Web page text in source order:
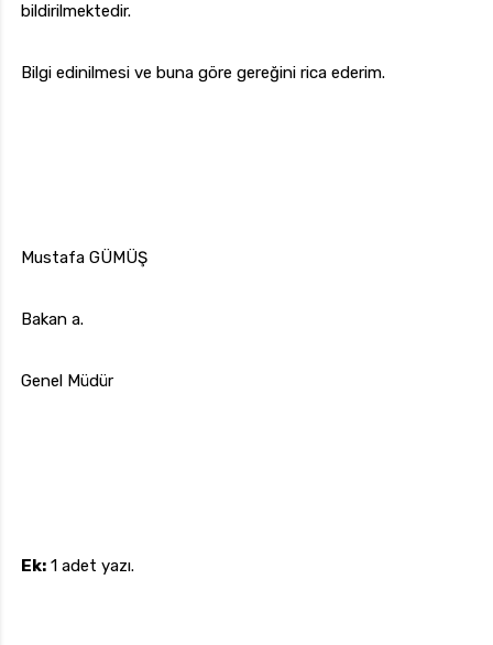
bildirilmektedir.
Bilgi edinilmesi ve buna göre gereğini rica ederim.
Mustafa GÜMÜŞ
Bakan a.
Genel Müdür
Ek: 1 adet yazı.